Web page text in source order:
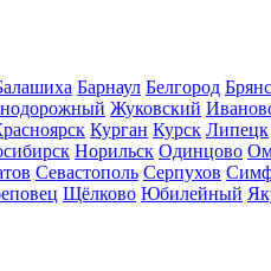
Барнаул Белгород
Жуковский
Курган Курск Липецк
Норильск Одинцово
Севастополь Серпухов
Щёлково Юбилейный